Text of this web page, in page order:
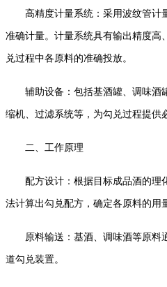
高精度计量系统：采用波纹管计
准确计量。计量系统具有输出精度高
兑过程中各原料的准确投放。
辅助设备：包括基酒罐、调味酒
缩机、过滤系统等，为勾兑过程提供
二、工作原理
配方设计：根据目标成品酒的理
法计算出勾兑配方，确定各原料的用
原料输送：基酒、调味酒等原料
道勾兑装置。